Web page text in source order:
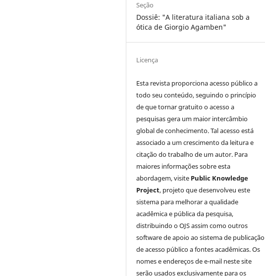
Seção
Dossiê: "A literatura italiana sob a
ótica de Giorgio Agamben"
Licença
Esta revista proporciona acesso público a
todo seu conteúdo, seguindo o princípio
de que tornar gratuito o acesso a
pesquisas gera um maior intercâmbio
global de conhecimento. Tal acesso está
associado a um crescimento da leitura e
citação do trabalho de um autor. Para
maiores informações sobre esta
abordagem, visite Public Knowledge
Project, projeto que desenvolveu este
sistema para melhorar a qualidade
acadêmica e pública da pesquisa,
distribuindo o OJS assim como outros
software de apoio ao sistema de publicação
de acesso público a fontes acadêmicas. Os
nomes e endereços de e-mail neste site
serão usados exclusivamente para os